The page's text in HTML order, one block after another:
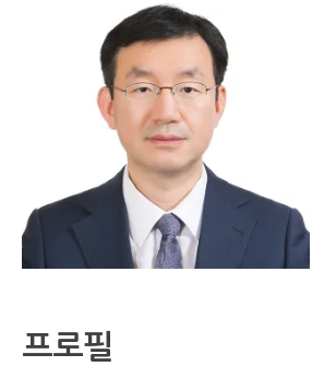
프로필